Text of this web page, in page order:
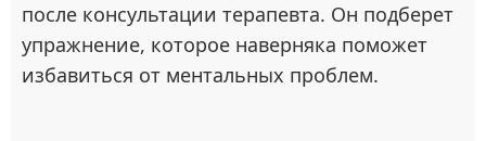
после консультации терапевта. Он подберет
упражнение, которое наверняка поможет
избавиться от ментальных проблем.